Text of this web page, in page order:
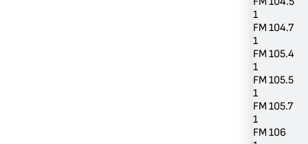
1
FM 104.7
1
FM 105.4
1
FM 105.5
1
FM 105.7
1
FM 106